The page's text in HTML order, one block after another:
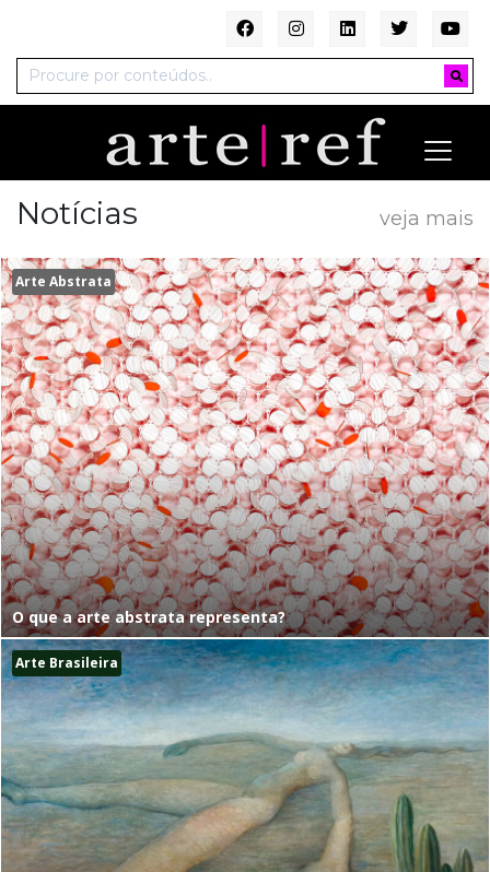
Notícias veja mais
Arte Abstrata
O que a arte abstrata representa?
Arte Brasileira